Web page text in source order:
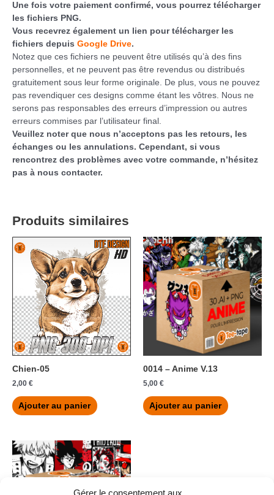
Gérer le consentement aux
Une fois votre paiement confirmé, vous pourrez télécharger
les fichiers PNG.
Vous recevrez également un lien pour télécharger les
fichiers depuis Google Drive.
Notez que ces fichiers ne peuvent être utilisés qu’à des fins
personnelles, et ne peuvent pas être revendus ou distribués
gratuitement sous leur forme originale. De plus, vous ne pouvez
pas revendiquer ces designs comme étant les vôtres. Nous ne
serons pas responsables des erreurs d’impression ou autres
erreurs commises par l’utilisateur final.
Veuillez noter que nous n’acceptons pas les retours, les
échanges ou les annulations. Cependant, si vous
rencontrez des problèmes avec votre commande, n’hésitez
pas à nous contacter.
Produits similaires
Chien-05
2,00 €
Ajouter au panier
0014 – Anime V.13
5,00 €
Ajouter au panier